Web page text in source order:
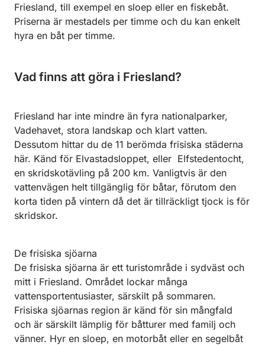
Friesland, till exempel en sloep eller en fiskebåt.
Priserna är mestadels per timme och du kan enkelt
hyra en båt per timme.
Vad finns att göra i Friesland?
Friesland har inte mindre än fyra nationalparker,
Vadehavet, stora landskap och klart vatten.
Dessutom hittar du de 11 berömda frisiska städerna
här. Känd för Elvastadsloppet, eller Elfstedentocht,
en skridskotävling på 200 km. Vanligtvis är den
vattenvägen helt tillgänglig för båtar, förutom den
korta tiden på vintern då det är tillräckligt tjock is för
skridskor.
De frisiska sjöarna
De frisiska sjöarna är ett turistområde i sydväst och
mitt i Friesland. Området lockar många
vattensportentusiaster, särskilt på sommaren.
Frisiska sjöarnas region är känd för sin mångfald
och är särskilt lämplig för båtturer med familj och
vänner. Hyr en sloep, en motorbåt eller en segelbåt